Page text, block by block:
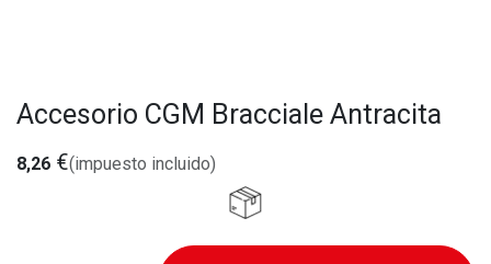
Accesorio CGM Bracciale Antracita
8,26 €(impuesto incluido)